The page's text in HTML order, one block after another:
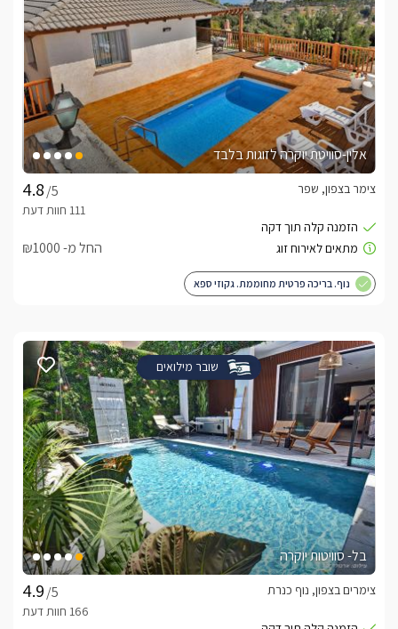
אלין-סוויטת יוקרה לזוגות בלבד
/5
צימר בצפון, שפר
החל מ- ₪1000
נוף. בריכה פרטית מחוממת. גקוזי ספא
שובר מילואים
בל- סוויטות יוקרה
/5
צימרים בצפון, נוף כנרת